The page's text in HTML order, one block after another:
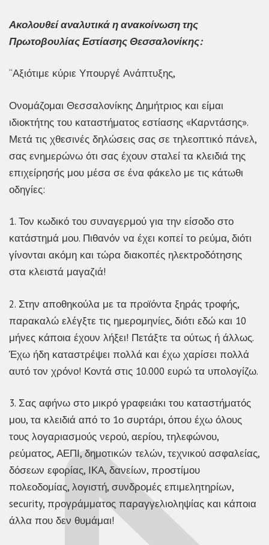
Ακολουθεί αναλυτικά η ανακοίνωση της
Πρωτοβουλίας Εστίασης Θεσσαλονίκης:
“Αξιότιμε κύριε Υπουργέ Ανάπτυξης,
Ονομάζομαι Θεσσαλονίκης Δημήτριος και είμαι
ιδιοκτήτης του καταστήματος εστίασης «Καρντάσης».
Μετά τις χθεσινές δηλώσεις σας σε τηλεοπτικό πάνελ,
σας ενημερώνω ότι σας έχουν σταλεί τα κλειδιά της
επιχείρησής μου μέσα σε ένα φάκελο με τις κάτωθι
οδηγίες:
1. Τον κωδικό του συναγερμού για την είσοδο στο
κατάστημά μου. Πιθανόν να έχει κοπεί το ρεύμα, διότι
γίνονται ακόμη και τώρα διακοπές ηλεκτροδότησης
στα κλειστά μαγαζιά!
2. Στην αποθηκούλα με τα προϊόντα ξηράς τροφής,
παρακαλώ ελέγξτε τις ημερομηνίες, διότι εδώ και 10
μήνες κάποια έχουν λήξει! Πετάξτε τα ούτως ή άλλως.
Έχω ήδη καταστρέψει πολλά και έχω χαρίσει πολλά
αυτό τον χρόνο! Κοντά στις 10.000 ευρώ τα υπολογίζω.
3. Σας αφήνω στο μικρό γραφειάκι του καταστήματός
μου, τα κλειδιά από το 1ο συρτάρι, όπου έχω όλους
τους λογαριασμούς νερού, αερίου, τηλεφώνου,
ρεύματος, ΑΕΠΙ, δημοτικών τελών, τεχνικού ασφαλείας,
δόσεων εφορίας, ΙΚΑ, δανείων, προστίμου
πολεοδομίας, λογιστή, συνδρομές επιμελητηρίων,
security, προγράμματος παραγγελιοληψίας και κάποια
άλλα που δεν θυμάμαι!